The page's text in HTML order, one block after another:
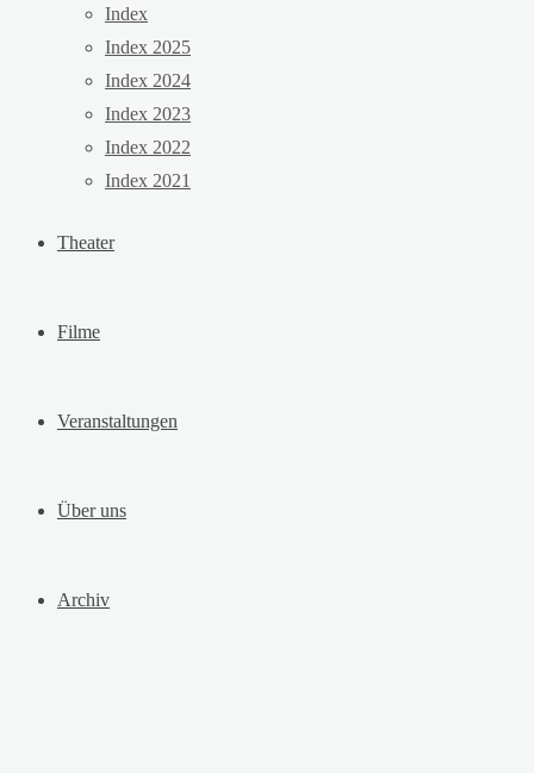
Index
Index 2025
Index 2024
Index 2023
Index 2022
Index 2021
Theater
Filme
Veranstaltungen
Über uns
Archiv